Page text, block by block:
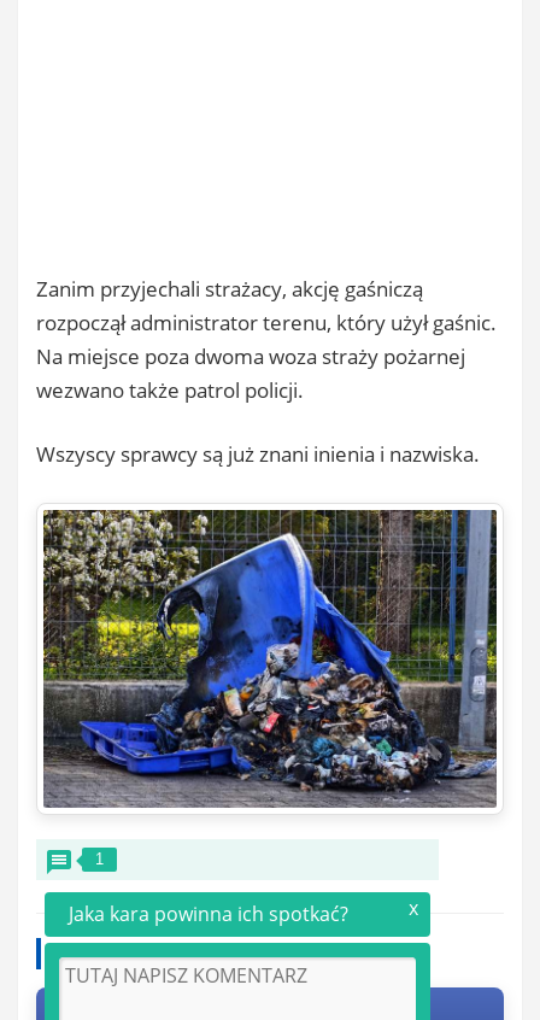
Zanim przyjechali strażacy, akcję gaśniczą
rozpoczął administrator terenu, który użył gaśnic.
Na miejsce poza dwoma woza straży pożarnej
wezwano także patrol policji.
Wszyscy sprawcy są już znani inienia i nazwiska.
1
Jaka kara powinna ich spotkać? x
Udostępnij artykuł: